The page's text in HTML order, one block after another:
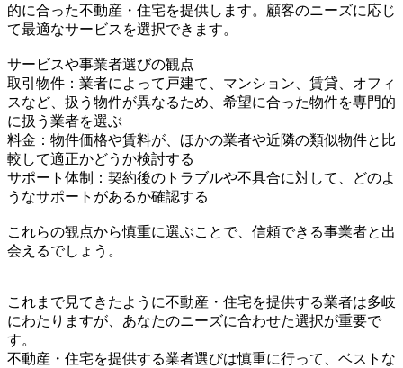
的に合った不動産・住宅を提供します。顧客のニーズに応じ
て最適なサービスを選択できます。
サービスや事業者選びの観点
取引物件：業者によって戸建て、マンション、賃貸、オフィ
スなど、扱う物件が異なるため、希望に合った物件を専門的
に扱う業者を選ぶ
料金：物件価格や賃料が、ほかの業者や近隣の類似物件と比
較して適正かどうか検討する
サポート体制：契約後のトラブルや不具合に対して、どのよ
うなサポートがあるか確認する
これらの観点から慎重に選ぶことで、信頼できる事業者と出
会えるでしょう。
これまで見てきたように不動産・住宅を提供する業者は多岐
にわたりますが、あなたのニーズに合わせた選択が重要で
す。
不動産・住宅を提供する業者選びは慎重に行って、ベストな